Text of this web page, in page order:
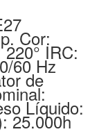
Cor:
IRC:
60 Hz
de
Líquido:
25.000h